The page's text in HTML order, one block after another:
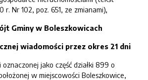
r. Nr 102, poz. 651, ze zmianami),
Gminy w Boleszkowicach
wiadomości przez okres 21 dni
jako część działki 899 o
w miejscowości Boleszkowice,